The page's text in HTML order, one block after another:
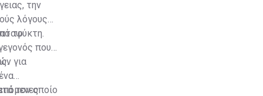
την
λόγους
το
που
για
τον οποίο